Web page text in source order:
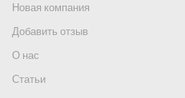
Новая компания
Добавить отзыв
О нас
Статьи